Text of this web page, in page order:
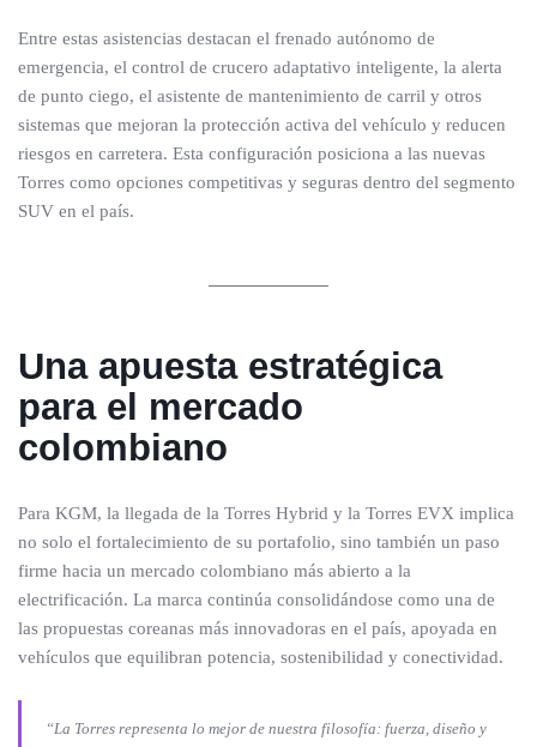
Entre estas asistencias destacan el frenado autónomo de
emergencia, el control de crucero adaptativo inteligente, la alerta
de punto ciego, el asistente de mantenimiento de carril y otros
sistemas que mejoran la protección activa del vehículo y reducen
riesgos en carretera. Esta configuración posiciona a las nuevas
Torres como opciones competitivas y seguras dentro del segmento
SUV en el país.
Una apuesta estratégica
para el mercado
colombiano
Para KGM, la llegada de la Torres Hybrid y la Torres EVX implica
no solo el fortalecimiento de su portafolio, sino también un paso
firme hacia un mercado colombiano más abierto a la
electrificación. La marca continúa consolidándose como una de
las propuestas coreanas más innovadoras en el país, apoyada en
vehículos que equilibran potencia, sostenibilidad y conectividad.
“La Torres representa lo mejor de nuestra filosofía: fuerza, diseño y